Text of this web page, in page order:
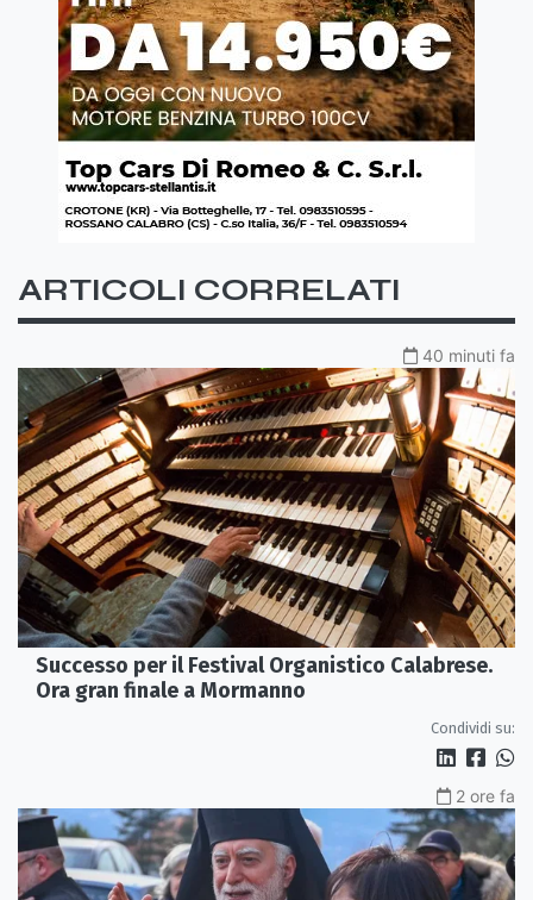
ARTICOLI CORRELATI
40 minuti fa
Successo per il Festival Organistico Calabrese.
Ora gran finale a Mormanno
Condividi su:
2 ore fa